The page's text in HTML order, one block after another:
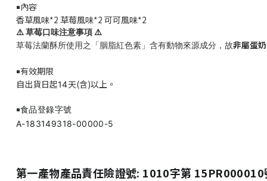
￭ 內容
香草風味*2 草莓風味*2 可可風味*2
⚠️ 草莓口味注意事項 ⚠️
草莓法蘭酥所使用之「胭脂紅色素」含有動物來源成分，故非屬蛋
￭有效期限
自出貨日起14天(含)以上。
￭食品登錄字號
A-183149318-00000-5
第一產物產品責任險證號: 1010字第 15PR000010